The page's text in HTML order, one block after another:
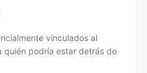
vinculados al
quién podría estar detrás de